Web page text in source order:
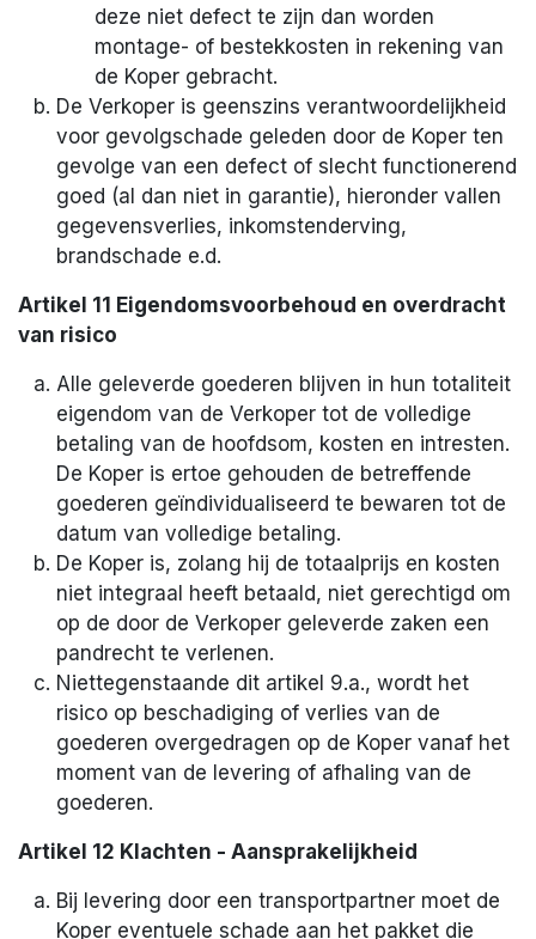
deze niet defect te zijn dan worden
montage- of bestekkosten in rekening van
de Koper gebracht.
De Verkoper is geenszins verantwoordelijkheid
voor gevolgschade geleden door de Koper ten
gevolge van een defect of slecht functionerend
goed (al dan niet in garantie), hieronder vallen
gegevensverlies, inkomstenderving,
brandschade e.d.
Artikel 11 Eigendomsvoorbehoud en overdracht
van risico
Alle geleverde goederen blijven in hun totaliteit
eigendom van de Verkoper tot de volledige
betaling van de hoofdsom, kosten en intresten.
De Koper is ertoe gehouden de betreffende
goederen geïndividualiseerd te bewaren tot de
datum van volledige betaling.
De Koper is, zolang hij de totaalprijs en kosten
niet integraal heeft betaald, niet gerechtigd om
op de door de Verkoper geleverde zaken een
pandrecht te verlenen.
Niettegenstaande dit artikel 9.a., wordt het
risico op beschadiging of verlies van de
goederen overgedragen op de Koper vanaf het
moment van de levering of afhaling van de
goederen.
Artikel 12 Klachten - Aansprakelijkheid
Bij levering door een transportpartner moet de
Koper eventuele schade aan het pakket die